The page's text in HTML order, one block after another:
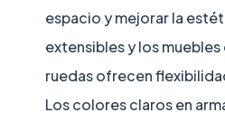
espacio y mejorar la
extensibles y los
ruedas ofrecen
Los colores claros en